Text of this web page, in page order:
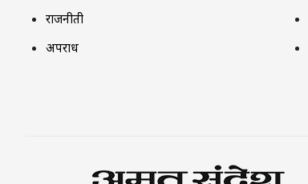
राजनीती
अपराध